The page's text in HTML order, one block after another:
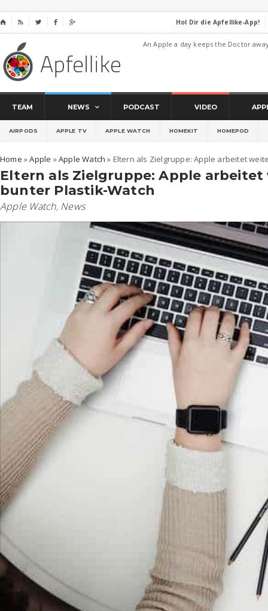
⌂     Hol Dir die Apfellike-App!
An Apple a day keeps the Doctor
TEAM NEWS PODCAST VIDEO
AIRPODS APPLE TV APPLE WATCH HOMEKIT HOMEPOD
Home »Apple »Apple Watch » Eltern als Zielgruppe: Apple arbeitet
Eltern als Zielgruppe: Apple arbeitet
bunter Plastik-Watch
Apple Watch, News